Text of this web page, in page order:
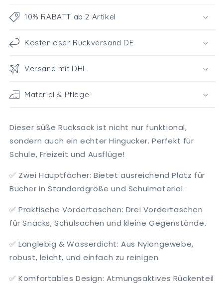
10% RABATT ab 2 Artikel
Kostenloser Rückversand DE
Versand mit DHL
Material & Pflege
Dieser süße Rucksack ist nicht nur funktional,
sondern auch ein echter Hingucker. Perfekt für
Schule, Freizeit und Ausflüge!
✅ Zwei Hauptfächer: Bietet ausreichend Platz für
Bücher in Standardgröße und Schulmaterial.
✅ Praktische Vordertaschen: Drei Vordertaschen
für Snacks, Schulsachen und kleine Gegenstände.
✅ Langlebig & Wasserdicht: Aus Nylongewebe,
robust, leicht, und einfach zu reinigen.
✅ Komfortables Design: Atmungsaktives Rückenteil